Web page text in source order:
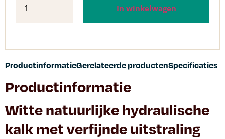
In winkelwagen
ProductinformatieGerelateerde productenSpecificaties
Productinformatie
Witte natuurlijke hydraulische
kalk met verfijnde uitstraling